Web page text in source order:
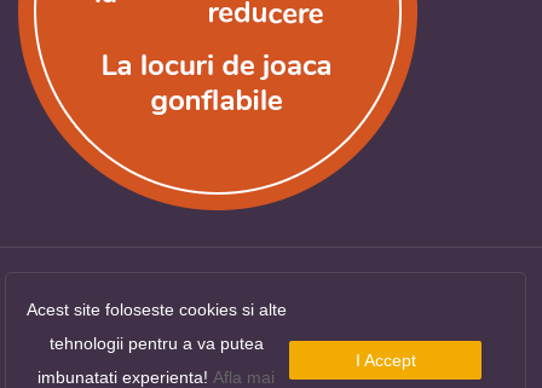
Acest site foloseste cookies si alte
tehnologii pentru a va putea
imbunatati experienta! Afla mai
I Accept
Copyright ©LocuriDeJoaca.com
rezervate.